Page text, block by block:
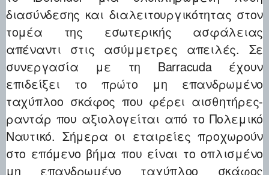
διασύνδεσης και διαλειτουργικότητας στον
τομέα της εσωτερικής ασφάλειας
απέναντι στις ασύμμετρες απειλές. Σε
συνεργασία με τη Barracuda έχουν
επιδείξει το πρώτο μη επανδρωμένο
ταχύπλοο σκάφος που φέρει αισθητήρες-
ραντάρ που αξιολογείται από το Πολεμικό
Ναυτικό. Σήμερα οι εταιρείες προχωρούν
στο επόμενο βήμα που είναι το οπλισμένο
μη επανδρωμένο ταχύπλοο σκάφος